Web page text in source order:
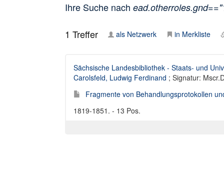
Ihre Suche nach
1 Treffer als Netzwerk in Merkliste
Sächsische Landesbibliothek - Staats- und
Carolsfeld, Ludwig Ferdinand ; Signatur:
Fragmente von Behandlungsprotokollen
1819-1851. - 13 Pos.